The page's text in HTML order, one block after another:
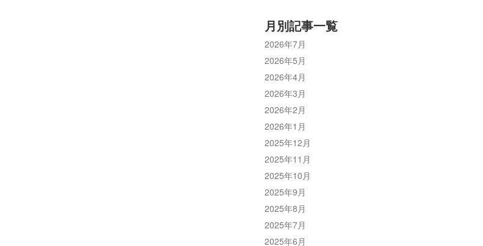
月別記事一覧
2026年7月
2026年5月
2026年4月
2026年3月
2026年2月
2026年1月
2025年12月
2025年11月
2025年10月
2025年9月
2025年8月
2025年7月
2025年6月